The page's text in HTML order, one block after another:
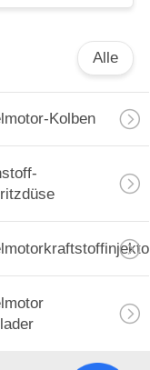
Alle
Kolben